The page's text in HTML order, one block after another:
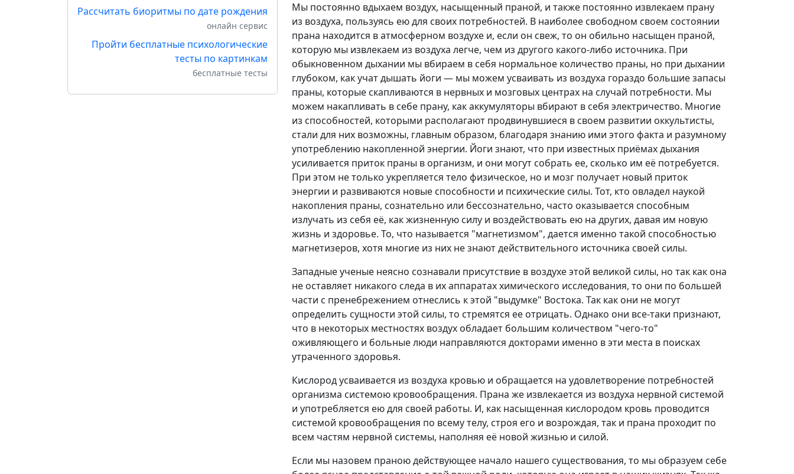
Рассчитать биоритмы по дате рождения
онлайн сервис
Пройти бесплатные психологические
тесты по картинкам
бесплатные тесты
Мы постоянно вдыхаем воздух, насыщенный праной, и также постоянно извлекаем прану
из воздуха, пользуясь ею для своих потребностей. В наиболее свободном своем состоянии
прана находится в атмосферном воздухе и, если он свеж, то он обильно насыщен праной,
которую мы извлекаем из воздуха легче, чем из другого какого-либо источника. При
обыкновенном дыхании мы вбираем в себя нормальное количество праны, но при дыхании
глубоком, как учат дышать йоги — мы можем усваивать из воздуха гораздо большие запасы
праны, которые скапливаются в нервных и мозговых центрах на случай потребности. Мы
можем накапливать в себе прану, как аккумуляторы вбирают в себя электричество. Многие
из способностей, которыми располагают продвинувшиеся в своем развитии оккультисты,
стали для них возможны, главным образом, благодаря знанию ими этого факта и разумному
употреблению накопленной энергии. Йоги знают, что при известных приёмах дыхания
усиливается приток праны в организм, и они могут собрать ее, сколько им её потребуется.
При этом не только укрепляется тело физическое, но и мозг получает новый приток
энергии и развиваются новые способности и психические силы. Тот, кто овладел наукой
накопления праны, сознательно или бессознательно, часто оказывается способным
излучать из себя её, как жизненную силу и воздействовать ею на других, давая им новую
жизнь и здоровье. То, что называется "магнетизмом", дается именно такой способностью
магнетизеров, хотя многие из них не знают действительного источника своей силы.
Западные ученые неясно сознавали присутствие в воздухе этой великой силы, но так как она
не оставляет никакого следа в их аппаратах химического исследования, то они по большей
части с пренебрежением отнеслись к этой "выдумке" Востока. Так как они не могут
определить сущности этой силы, то стремятся ее отрицать. Однако они все-таки признают,
что в некоторых местностях воздух обладает большим количеством "чего-то"
оживляющего и больные люди направляются докторами именно в эти места в поисках
утраченного здоровья.
Кислород усваивается из воздуха кровью и обращается на удовлетворение потребностей
организма системою кровообращения. Прана же извлекается из воздуха нервной системой
и употребляется ею для своей работы. И, как насыщенная кислородом кровь проводится
системой кровообращения по всему телу, строя его и возрождая, так и прана проходит по
всем частям нервной системы, наполняя её новой жизнью и силой.
Если мы назовем праною действующее начало нашего существования, то мы образуем себе